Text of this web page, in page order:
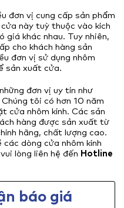
đơn vị cung cấp sản phẩm
này tuỳ thuộc vào kích
giá khác nhau. Tuy nhiên,
cho khách hàng sản
đơn vị sử dụng nhôm
sản xuất cửa.
đơn vị uy tín như
tôi có hơn 10 năm
cửa nhôm kính. Các sản
hàng được sản xuất từ
hãng, chất lượng cao.
dòng cửa nhôm kính
lòng liên hệ đến Hotline
báo giá